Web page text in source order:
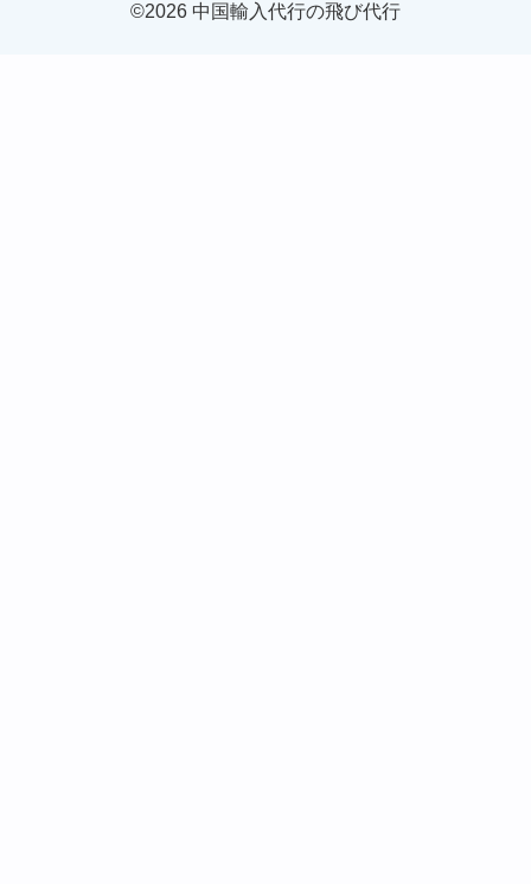
©2026 中国輸入代行の飛び代行